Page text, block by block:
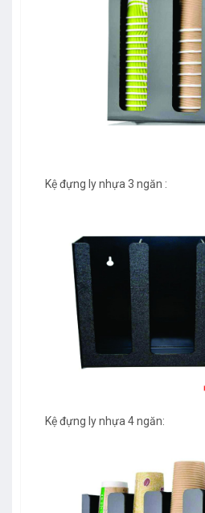
Kệ đựng ly nhựa 3 ngăn :
Kệ đựng ly nhựa 4 ngăn: